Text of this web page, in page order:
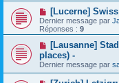
[Lucerne]
Dernier message par
Réponses : 9
[Lausanne]
places) -
Dernier message par